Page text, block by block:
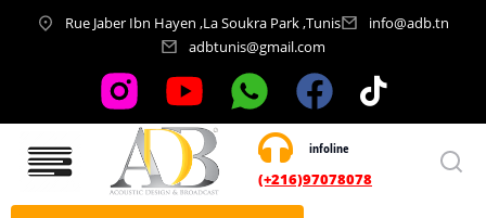
Rue Jaber Ibn Hayen ,La Soukra Park ,Tunis
info@adb.tn
adbtunis@gmail.com
infoline
(+216)97078078
Nos services